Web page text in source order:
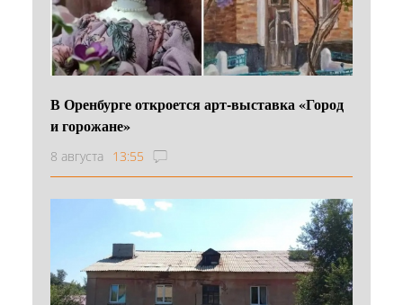
В Оренбурге откроется арт-выставка «Город
и горожане»
8 августа 13:55